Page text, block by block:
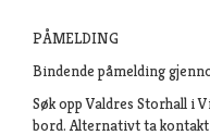
PÅMELDING
Bindende påmelding
Søk opp Valdres Storhall i
bord. Alternativt ta kontakt